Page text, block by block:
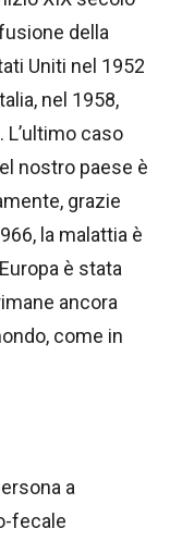
della
Uniti nel 1952
nel 1958,
caso
nostro paese è
grazie
la malattia è
è stata
ancora
come in
a
fecale